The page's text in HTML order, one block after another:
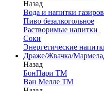
Назад
Вода и напитки
Пиво безалкогольное
Растворимые напитки
Соки
Энергетические
Драже/Жвачка/
Назад
БонПари ТМ
Ван Мелле ТМ